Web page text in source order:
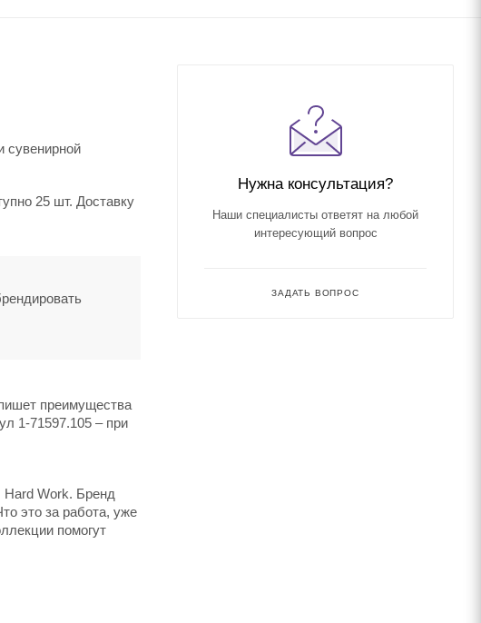
сувенирной
25 шт. Доставку
преимущества
1-71597.105 – при
Hard Work. Бренд
это за работа, уже
помогут
Нужна консультация?
Наши специалисты ответят на любой
интересующий вопрос
ЗАДАТЬ ВОПРОС